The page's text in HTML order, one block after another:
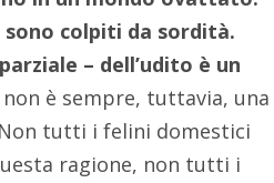
colpiti da sordità.
– dell’udito è un
è sempre, tuttavia, una
tutti i felini domestici
ragione, non tutti i